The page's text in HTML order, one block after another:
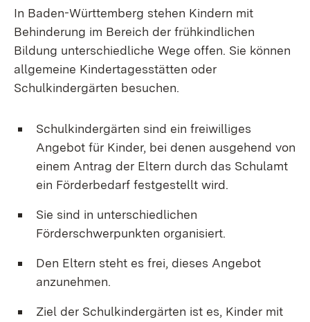
In Baden-Württemberg stehen Kindern mit
Behinderung im Bereich der frühkindlichen
Bildung unterschiedliche Wege offen. Sie können
allgemeine Kindertagesstätten oder
Schulkindergärten besuchen.
Schulkindergärten sind ein freiwilliges
Angebot für Kinder, bei denen ausgehend von
einem Antrag der Eltern durch das Schulamt
ein Förderbedarf festgestellt wird.
Sie sind in unterschiedlichen
Förderschwerpunkten organisiert.
Den Eltern steht es frei, dieses Angebot
anzunehmen.
Ziel der Schulkindergärten ist es, Kinder mit